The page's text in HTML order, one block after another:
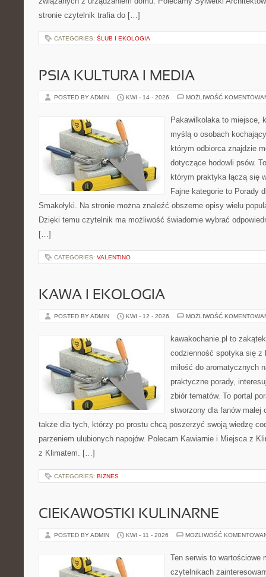
stronie czytelnik trafia do […]
CATEGORIES: ŚLUB I EKOLOGIA
PSIA KULTURA I MEDIA
POSTED BY ADMIN KWI - 14 - 2026 MOŻLIWOŚĆ
Pakawilkolaka to miejsce,
myślą o osobach
którym odbiorca znajdzie
dotyczące hodowli psów.
którym praktyka łączą się
Fajne kategorie to Porady
Smakołyki. Na stronie można znaleźć obszerne opisy wielu
Dzięki temu czytelnik ma możliwość świadomie wybrać
[…]
CATEGORIES: VALENTINO
KAWA I EKOLOGIA
POSTED BY ADMIN KWI - 12 - 2026 MOŻLIWOŚĆ
kawakochanie.pl to
codzienność spotyka się z
miłość do aromatycznych
praktyczne porady,
zbiór tematów. To portal
stworzony dla fanów
także dla tych, którzy po prostu chcą poszerzyć swoją wiedzę
parzeniem ulubionych napojów. Polecam Kawiarnie i Miejsca z
z Klimatem. […]
CATEGORIES: BIZNES
CIEKAWOSTKI KULINARNE
POSTED BY ADMIN KWI - 11 - 2026 MOŻLIWOŚĆ
Ten serwis to wartościowe
czytelnikach